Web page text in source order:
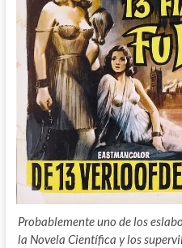
Probablemente uno de los
la Novela Científica y los